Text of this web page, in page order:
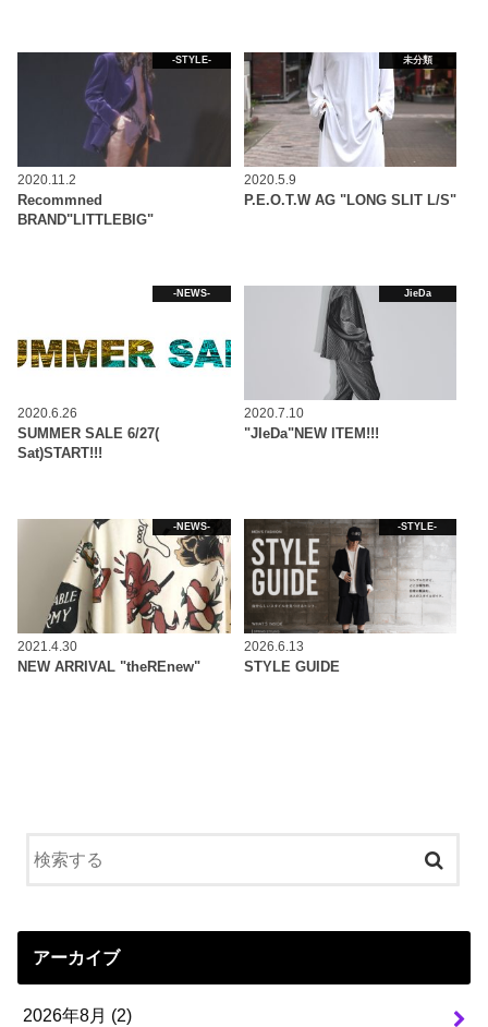
-STYLE-
2020.11.2
Recommned
BRAND"LITTLEBIG"
未分類
2020.5.9
P.E.O.T.W AG "LONG SLIT L/S"
-NEWS-
2020.6.26
SUMMER SALE 6/27(
Sat)START!!!
JieDa
2020.7.10
"JIeDa"NEW ITEM!!!
-NEWS-
2021.4.30
NEW ARRIVAL "theREnew"
-STYLE-
2026.6.13
STYLE GUIDE
アーカイブ
2026年8月 (2)